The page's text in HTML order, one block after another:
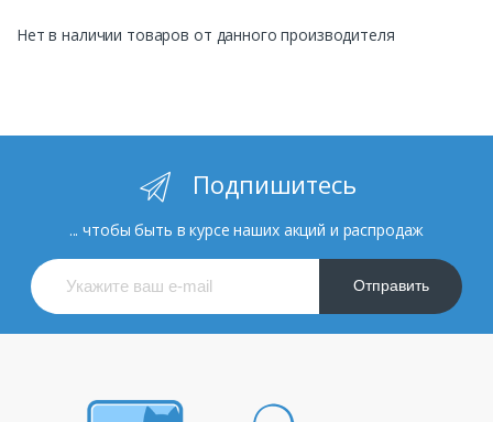
Нет в наличии товаров от данного производителя
Подпишитесь
... чтобы быть в курсе наших акций и распродаж
Отправить